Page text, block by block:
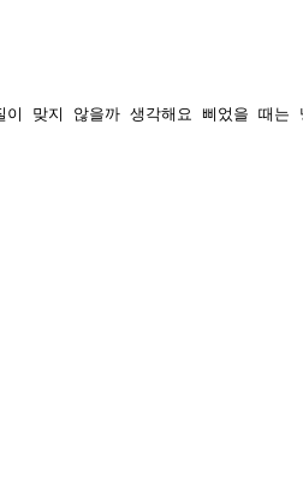
맞지 않을까 생각해요 삐었을 때는